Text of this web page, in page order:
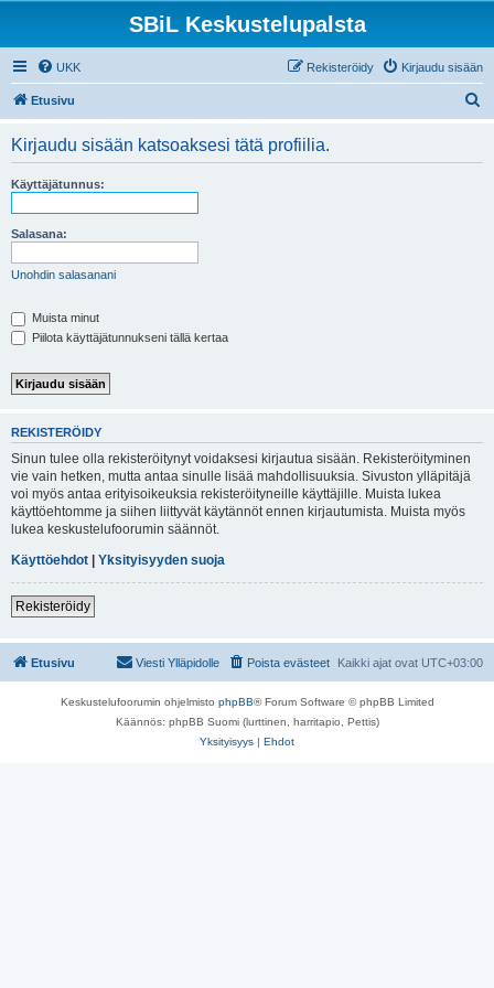
SBiL Keskustelupalsta
UKK Kirjaudu sisään
Rekisteröidy
Etusivu
Kirjaudu sisään katsoaksesi tätä profiilia.
Käyttäjätunnus:
Salasana:
Unohdin salasanani
Muista minut
Piilota käyttäjätunnukseni tällä kertaa
REKISTERÖIDY
Sinun tulee olla rekisteröitynyt voidaksesi kirjautua sisään. Rekisteröityminen
vie vain hetken, mutta antaa sinulle lisää mahdollisuuksia. Sivuston ylläpitäjä
voi myös antaa erityisoikeuksia rekisteröityneille käyttäjille. Muista lukea
käyttöehtomme ja siihen liittyvät käytännöt ennen kirjautumista. Muista myös
lukea keskustelufoorumin säännöt.
Käyttöehdot | Yksityisyyden suoja
Rekisteröidy
Etusivu Kaikki ajat ovat UTC+03:00
Poista evästeet
Viesti Ylläpidolle
Keskustelufoorumin ohjelmisto phpBB® Forum Software © phpBB Limited
Käännös: phpBB Suomi (lurttinen, harritapio, Pettis)
Yksityisyys | Ehdot